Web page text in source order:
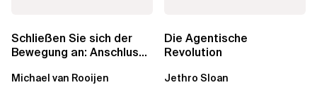
Schließen Sie sich der
Bewegung an: Anschluss
Michael van Rooijen
Die Agentische
Revolution
Jethro Sloan